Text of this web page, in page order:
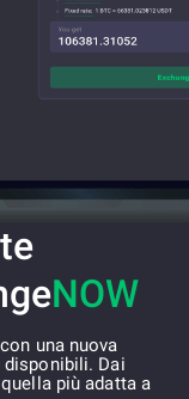
NOW
una nuova
disponibili. Dai
più adatta a